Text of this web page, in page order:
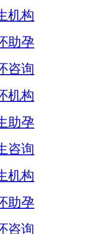
机构
助孕
咨询
机构
助孕
咨询
机构
助孕
咨询